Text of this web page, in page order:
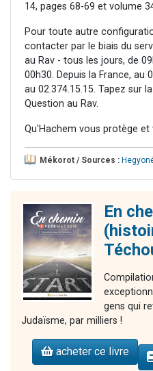
14, pages 68-69 et volume
Pour toute autre
contacter par le biais du
au Rav - tous les jours, de
00h30. Depuis la France, au
au 02.374.15.15. Tapez sur
Question au Rav.
Qu'Hachem vous protège et
Mékorot / Sources :
En
gens qui
Judaïsme, par milliers !
acheter ce livre